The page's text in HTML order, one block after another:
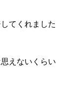
てくれました
えないくらい